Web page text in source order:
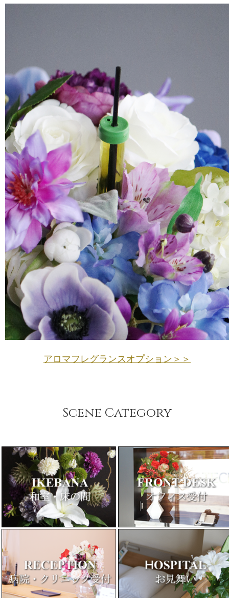
アロマフレグランスオプション＞＞
Scene Category